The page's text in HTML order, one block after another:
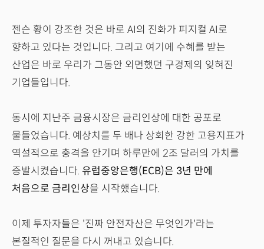
젠슨 황이 강조한 것은 바로 AI의 진화가 피지컬 AI로
향하고 있다는 것입니다. 그리고 여기에 수혜를 받는
산업은 바로 우리가 그동안 외면했던 구경제의 잊혀진
기업들입니다.
동시에 지난주 금융시장은 금리인상에 대한 공포로
물들었습니다. 예상치를 두 배나 상회한 강한 고용지표가
역설적으로 충격을 안기며 하루만에 2조 달러의 가치를
증발시켰습니다. 유럽중앙은행(ECB)은 3년 만에
처음으로 금리인상을 시작했습니다.
이제 투자자들은 '진짜 안전자산은 무엇인가'라는
본질적인 질문을 다시 꺼내고 있습니다.